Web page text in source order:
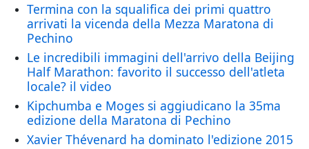
Termina con la squalifica dei primi quattro
arrivati la vicenda della Mezza Maratona di
Pechino
Le incredibili immagini dell'arrivo della Beijing
Half Marathon: favorito il successo dell'atleta
locale? il video
Kipchumba e Moges si aggiudicano la 35ma
edizione della Maratona di Pechino
Xavier Thévenard ha dominato l'edizione 2015